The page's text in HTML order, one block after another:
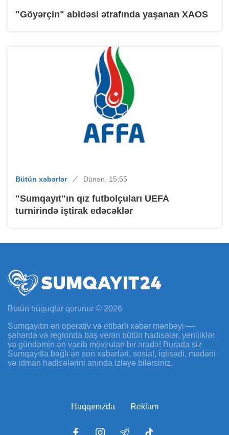
"Göyərçin" abidəsi ətrafında yaşanan XAOS
Bütün xəbərlər Dünən, 15:55
"Sumqayıt"ın qız futbolçuları UEFA
turnirində iştirak edəcəklər
Bütün hüquqlar qorunur © 2026
Sumqayıtın ən operativ və etibarlı xəbər mənbəyi —
şəhərdə və regionda baş verən bütün hadisələr, yeniliklər
və gündəmin ən vacib mövzuları bir arada! Burada siz
Sumqayıtla bağlı ən son xəbərləri, sosial, iqtisadi, mədəni
və idman hadisələrini anında izləyə bilərsiniz.
Haqqımızda Reklam